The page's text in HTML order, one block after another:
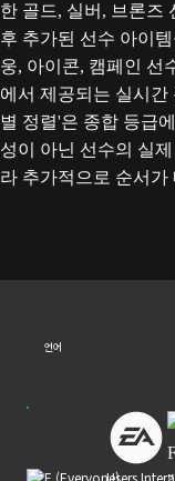
한 골드, 실버, 브론즈
후 추가된 선수 아이
웅, 아이콘, 캠페인 선
에서 제공되는 실시
별 정렬'은 종합 등급
성이 아닌 선수의 실
라 추가적으로 순서가
언어